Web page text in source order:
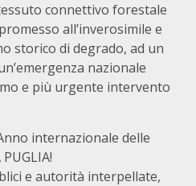
connettivo forestale
all’inverosimile e
storico di degrado, ad un
nazionale
e più urgente intervento
internazionale delle
e autorità interpellate,